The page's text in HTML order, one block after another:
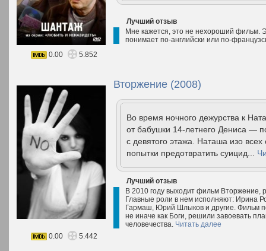
Лучший отзыв
Мне кажется, это не нехороший фильм.
понимает по-английски или по-
0.00
5.852
Вторжение (2008)
Во время ночного дежурства к
от бабушки 14-летнего Дениса —
с девятого этажа. Наташа изо всех
попытки предотвратить суицид...
Лучший отзыв
В 2010 году выходит фильм Вторжение,
Главные роли в нем исполняют: Ирина
Гармаш, Юрий Шлыков и другие. Фильм
не иначе как Боги, решили завоевать
человечества. Читать далее
0.00
5.442